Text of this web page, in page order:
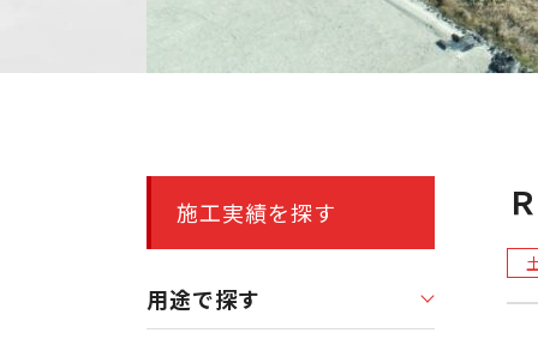
施工実績を探す
用途で探す